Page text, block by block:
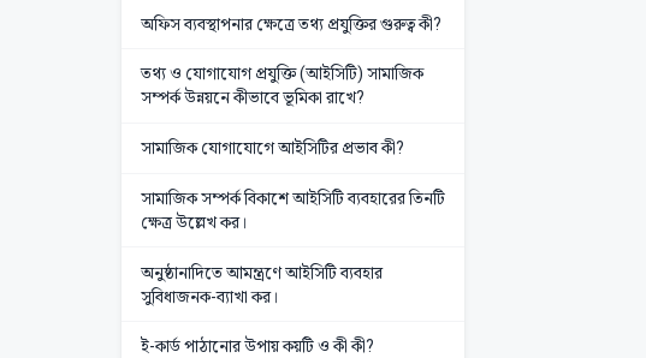
অফিস ব্যবস্থাপনার ক্ষেত্রে তথ্য প্রযুক্তির গুরুত্ব কী?
তথ্য ও যোগাযোগ প্রযুক্তি (আইসিটি) সামাজিক
সম্পর্ক উন্নয়নে কীভাবে ভূমিকা রাখে?
সামাজিক যোগাযোগে আইসিটির প্রভাব কী?
সামাজিক সম্পর্ক বিকাশে আইসিটি ব্যবহারের তিনটি
ক্ষেত্র উল্লেখ কর।
অনুষ্ঠানাদিতে আমন্ত্রণে আইসিটি ব্যবহার
সুবিধাজনক-ব্যাখা কর।
ই-কার্ড পাঠানোর উপায় কয়টি ও কী কী?